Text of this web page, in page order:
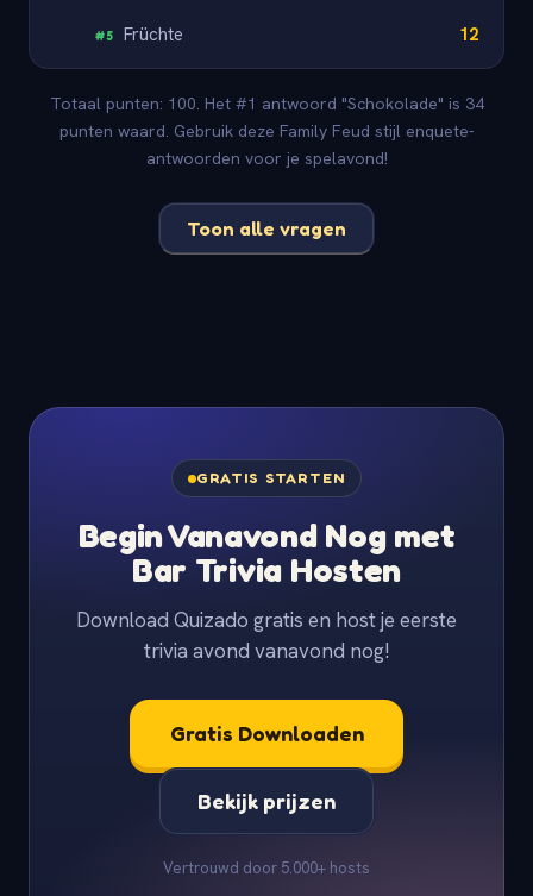
#5 Früchte 12
Totaal punten: 100. Het #1 antwoord "Schokolade" is 34
punten waard. Gebruik deze Family Feud stijl enquete-
antwoorden voor je spelavond!
Toon alle vragen
GRATIS STARTEN
Begin Vanavond Nog met
Bar Trivia Hosten
Download Quizado gratis en host je eerste
trivia avond vanavond nog!
Gratis Downloaden
Bekijk prijzen
Vertrouwd door 5.000+ hosts